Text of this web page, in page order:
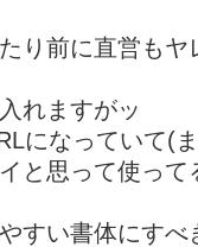
り前に直営もヤ
れますがッ
になっていて(
と思って使って
すい書体にす